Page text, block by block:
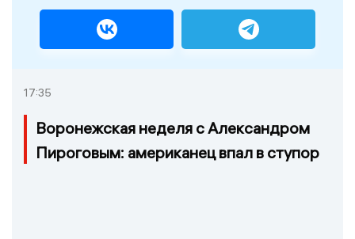
17:35
Воронежская неделя с Александром
Пироговым: американец впал в ступор